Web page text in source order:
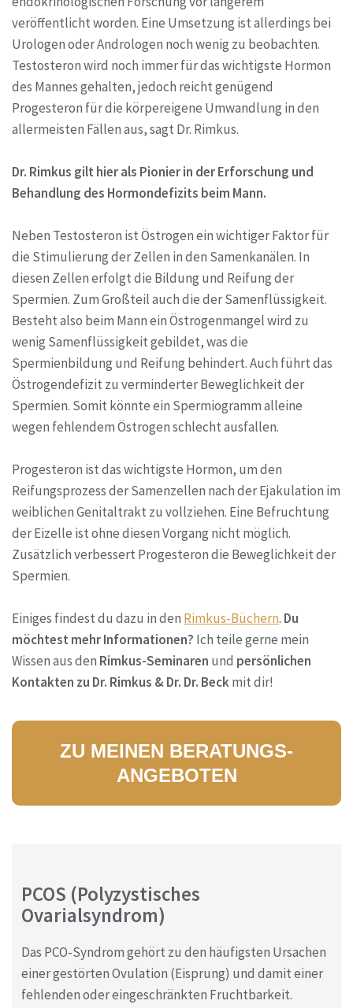
veröffentlicht worden. Eine Umsetzung ist allerdings bei
Urologen oder Andrologen noch wenig zu beobachten.
Testosteron wird noch immer für das wichtigste Hormon
des Mannes gehalten, jedoch reicht genügend
Progesteron für die körpereigene Umwandlung in den
allermeisten Fällen aus, sagt Dr. Rimkus.
Dr. Rimkus gilt hier als Pionier in der Erforschung und
Behandlung des Hormondefizits beim Mann.
Neben Testosteron ist Östrogen ein wichtiger Faktor für
die Stimulierung der Zellen in den Samenkanälen. In
diesen Zellen erfolgt die Bildung und Reifung der
Spermien. Zum Großteil auch die der Samenflüssigkeit.
Besteht also beim Mann ein Östrogenmangel wird zu
wenig Samenflüssigkeit gebildet, was die
Spermienbildung und Reifung behindert. Auch führt das
Östrogendefizit zu verminderter Beweglichkeit der
Spermien. Somit könnte ein Spermiogramm alleine
wegen fehlendem Östrogen schlecht ausfallen.
Progesteron ist das wichtigste Hormon, um den
Reifungsprozess der Samenzellen nach der Ejakulation im
weiblichen Genitaltrakt zu vollziehen. Eine Befruchtung
der Eizelle ist ohne diesen Vorgang nicht möglich.
Zusätzlich verbessert Progesteron die Beweglichkeit der
Spermien.
Einiges findest du dazu in den Rimkus-Büchern. Du
möchtest mehr Informationen? Ich teile gerne mein
Wissen aus den Rimkus-Seminaren und persönlichen
Kontakten zu Dr. Rimkus & Dr. Dr. Beckmit dir!
ZU MEINEN BERATUNGS-
ANGEBOTEN
PCOS (Polyzystisches
Ovarialsyndrom)
Das PCO-Syndrom gehört zu den häufigsten Ursachen
einer gestörten Ovulation (Eisprung) und damit einer
fehlenden oder eingeschränkten Fruchtbarkeit.